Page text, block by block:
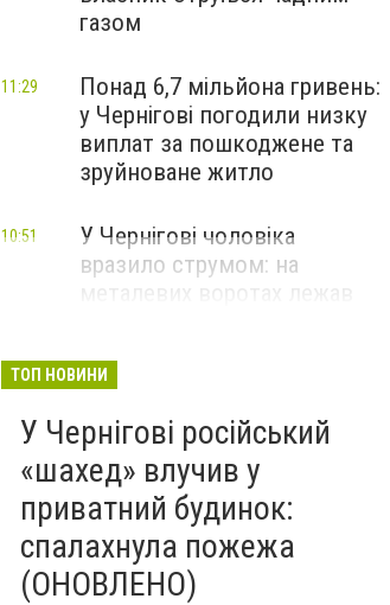
газом
Понад 6,7 мільйона гривень:
у Чернігові погодили низку
виплат за пошкоджене та
зруйноване житло
11:29
У Чернігові чоловіка
вразило струмом: на
10:51
ТОП НОВИНИ
У Чернігові російський
«шахед» влучив у
приватний будинок:
спалахнула пожежа
(ОНОВЛЕНО)